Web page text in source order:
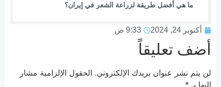
ما هي أفضل طريقة لزراعة الشعر في إيران؟
أكتوبر 24, 2024 9:33 ص
أضف تعليقاً
لن يتم نشر عنوان بريدك الإلكتروني. الحقول الإلزامية مشار
إليها بـ *